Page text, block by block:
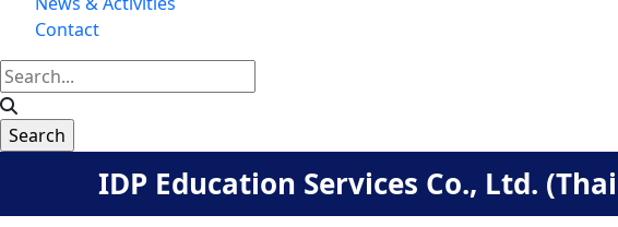
Contact
IDP Education Services Co., Ltd.